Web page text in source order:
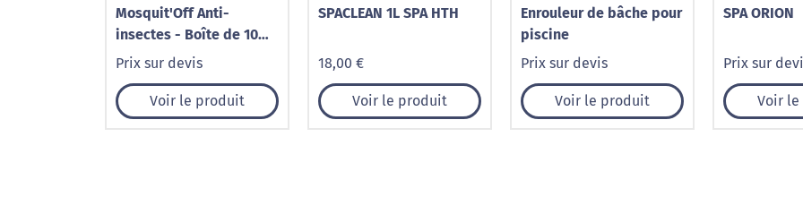
Mosquit'Off Anti-
insectes - Boîte de 10
pastilles de 45g
Prix sur devis
Voir le produit
SPACLEAN 1L SPA HTH
18,00 €
Voir le produit
Enrouleur de bâche pour
piscine
Prix sur devis
Voir le produit
SPA ORION
Prix sur
Voir